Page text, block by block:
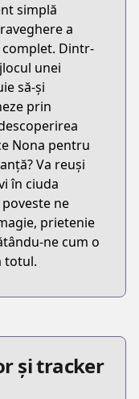
simplă
a
complet. Dintr-
unei
să-și
prin
Nona pentru
Va reuși
în ciuda
ne
prietenie
ne cum o
totul.
și tracker